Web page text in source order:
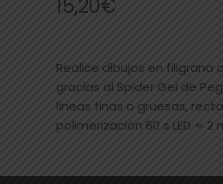
15,20€
Realice dibujos en
gracias al Spider Gel de
líneas finas o gruesas,
polimerización 60 s LED = 2